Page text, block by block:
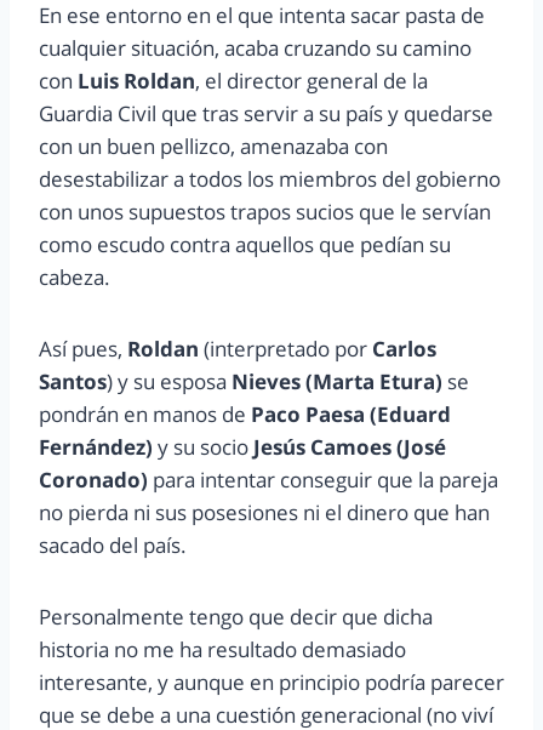
En ese entorno en el que intenta sacar pasta de
cualquier situación, acaba cruzando su camino
con Luis Roldan, el director general de la
Guardia Civil que tras servir a su país y quedarse
con un buen pellizco, amenazaba con
desestabilizar a todos los miembros del gobierno
con unos supuestos trapos sucios que le servían
como escudo contra aquellos que pedían su
cabeza.
Así pues, Roldan (interpretado por Carlos
Santos) y su esposa Nieves (Marta Etura) se
pondrán en manos de Paco Paesa (Eduard
Fernández) y su socio Jesús Camoes (José
Coronado) para intentar conseguir que la pareja
no pierda ni sus posesiones ni el dinero que han
sacado del país.
Personalmente tengo que decir que dicha
historia no me ha resultado demasiado
interesante, y aunque en principio podría parecer
que se debe a una cuestión generacional (no viví